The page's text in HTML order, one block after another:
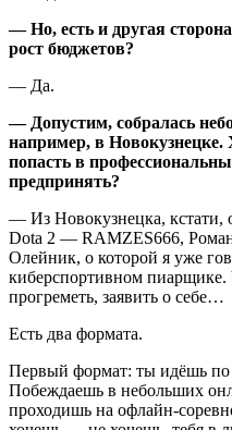
— Но, есть и другая
рост бюджетов?
— Да.
— Допустим, собралась
например, в
попасть в
предпринять?
— Из Новокузнецка, кстати,
Dota 2 — RAMZES666,
Олейник, о которой я уже
киберспортивном пиарщике.
прогреметь, заявить о себе…
Есть два формата.
Первый формат: ты идёшь по
Побеждаешь в небольших
проходишь на офлайн-